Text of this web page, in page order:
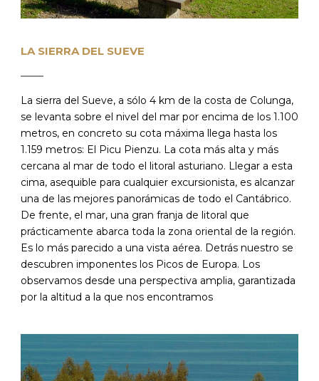
LA SIERRA DEL SUEVE
La sierra del Sueve, a sólo 4 km de la costa de Colunga,
se levanta sobre el nivel del mar por encima de los 1.100
metros, en concreto su cota máxima llega hasta los
1.159 metros: El Picu Pienzu. La cota más alta y más
cercana al mar de todo el litoral asturiano. Llegar a esta
cima, asequible para cualquier excursionista, es alcanzar
una de las mejores panorámicas de todo el Cantábrico.
De frente, el mar, una gran franja de litoral que
prácticamente abarca toda la zona oriental de la región.
Es lo más parecido a una vista aérea. Detrás nuestro se
descubren imponentes los Picos de Europa. Los
observamos desde una perspectiva amplia, garantizada
por la altitud a la que nos encontramos